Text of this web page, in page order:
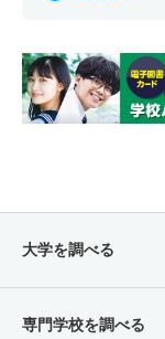
大学を調べる
専門学校を調べる